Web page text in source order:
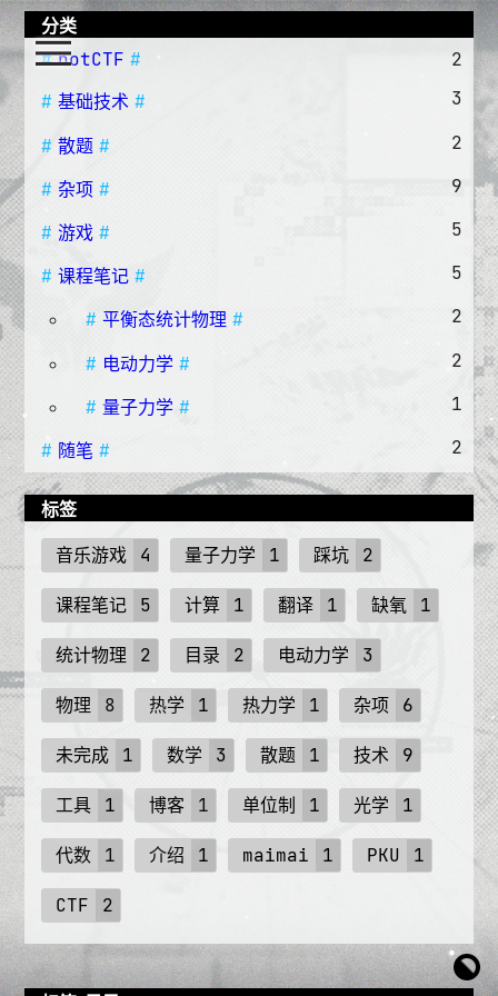
分类
notCTF
2
基础技术
3
散题 2
杂项 9
游戏 5
课程笔记 5
平衡态统计物理 2
电动力学 2
量子力学 1
随笔 2
标签
音乐游戏 4 量子力学 1 踩坑 2
课程笔记 5 计算 1 翻译 1 缺氧 1
统计物理 2 目录 2 电动力学 3
物理 8 热学 1 热力学 1 杂项 6
未完成 1 数学 3 散题 1 技术 9
工具 1 博客 1 单位制 1 光学 1
代数 1 介绍 1 maimai 1 PKU 1
CTF 2